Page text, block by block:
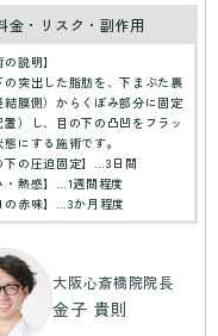
金・リスク・副作用
の説明】
の突出した脂肪を、下まぶた裏
結膜側）からくぼみ部分に固定
置）し、目の下の凸凹をフラッ
態にする施術です。
下の圧迫固定】…3日間
・熱感】…1週間程度
の赤味】…3か月程度
大阪心斎橋院院長
金子 貴則